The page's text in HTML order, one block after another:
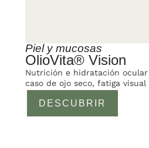
Piel y mucosas
OlioVita® Vision
DESCUBRIR
Nutrición e hidratación
caso de ojo seco, fatiga visual